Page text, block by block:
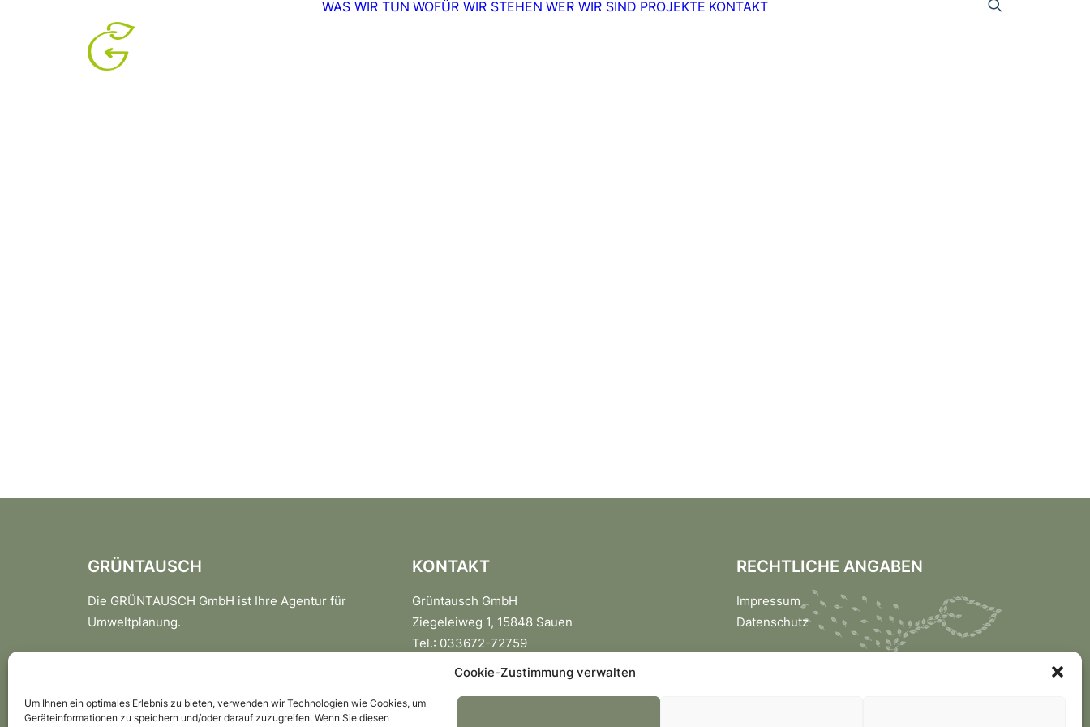
Cookie-Zustimmung verwalten
Um Ihnen ein optimales Erlebnis zu bieten, verwenden wir Technologien wie Cookies, um
Geräteinformationen zu speichern und/oder darauf zuzugreifen. Wenn Sie diesen
WAS WIR TUN WOFÜR WIR STEHEN WER WIR SIND PROJEKTE KONTAKT
GRÜNTAUSCH
Die GRÜNTAUSCH GmbH ist Ihre Agentur für
Umweltplanung.
ökologische Dienstleistungen.
KONTAKT
Grüntausch GmbH
Ziegeleiweg 1, 15848 Sauen
Tel.: 033672-72759
Fax: 033672-72760
RECHTLICHE ANGABEN
Impressum
Datenschutz